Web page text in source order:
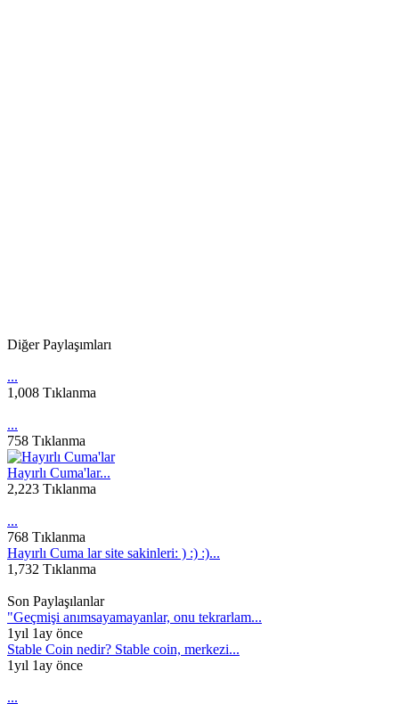
Diğer Paylaşımları
...
1,008 Tıklanma
...
758 Tıklanma
Hayırlı Cuma'lar...
2,223 Tıklanma
...
768 Tıklanma
Hayırlı Cuma lar site sakinleri: ) :) :)...
1,732 Tıklanma
Son Paylaşılanlar
"Geçmişi anımsayamayanlar, onu tekrarlam...
1yıl 1ay önce
Stable Coin nedir? Stable coin, merkezi...
1yıl 1ay önce
...